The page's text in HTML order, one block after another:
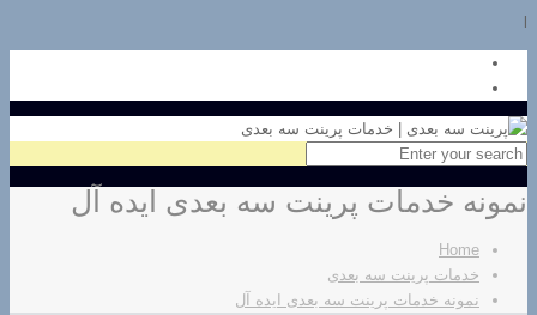
نمونه خدمات پرینت سه بعدی ایده آل
Home
خدمات پرینت سه بعدی
نمونه خدمات پرینت سه بعدی ایده آل